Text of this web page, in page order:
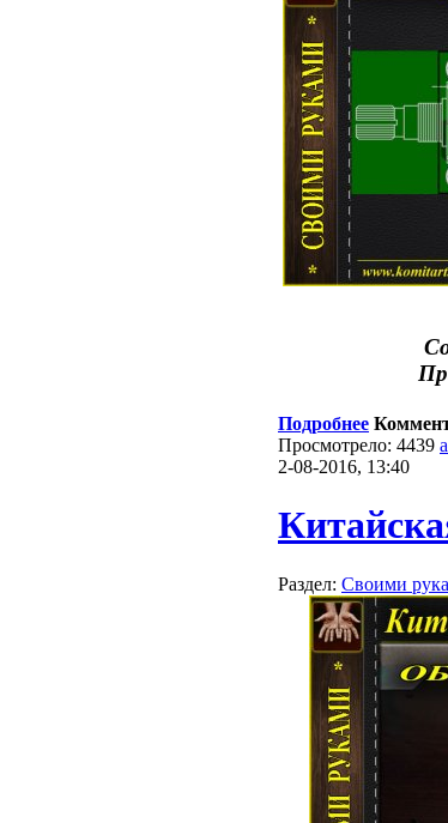
Подробнее
Просмотрело: 4439
2-08-2016, 13:40
Раздел: Своими